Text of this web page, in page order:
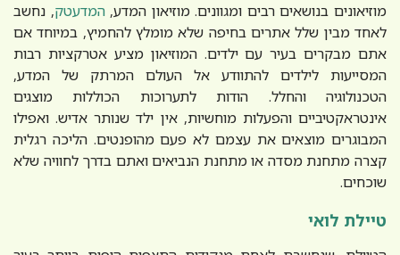
מוזיאונים בנושאים רבים ומגוונים. מוזיאון המדע,המדעטק, נחשב
לאחד מבין שלל אתרים בחיפה שלא מומלץ להחמיץ, במיוחד אם
אתם מבקרים בעיר עם ילדים. המוזיאון מציע אטרקציות רבות
המסייעות לילדים להתוודע אל העולם המרתק של המדע,
הטכנולוגיה והחלל. הודות לתערוכות הכוללות מוצגים
אינטראקטיביים והפעלות מוחשיות, אין ילד שנותר אדיש. ואפילו
המבוגרים מוצאים את עצמם לא פעם מהופנטים. הליכה רגלית
קצרה מתחנת מסדה או מתחנת הנביאים ואתם בדרך לחוויה שלא
שוכחים.
טיילת לואי